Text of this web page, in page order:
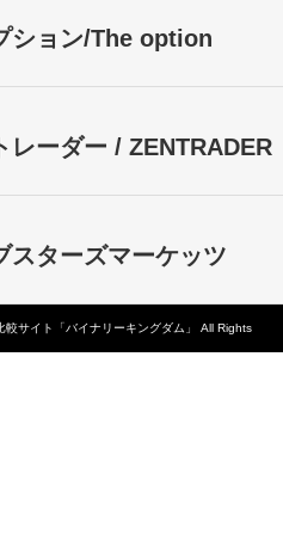
ション/The option
レーダー / ZENTRADER
スターズマーケッツ
サイト「バイナリーキングダム」 All Rights